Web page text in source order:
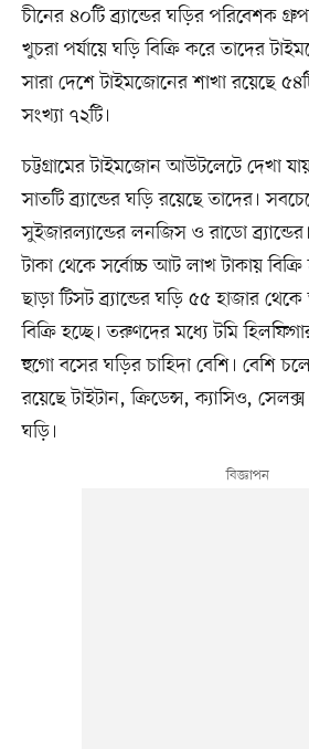
চীনের ৪০টি ব্র্যান্ডের ঘড়ির পরিবেশক
খুচরা পর্যায়ে ঘড়ি বিক্রি করে তাদের
সারা দেশে টাইমজোনের শাখা রয়েছে
সংখ্যা ৭২টি।
চট্টগ্রামের টাইমজোন আউটলেটে দেখা
সাতটি ব্র্যান্ডের ঘড়ি রয়েছে তাদের।
সুইজারল্যান্ডের লনজিস ও রাডো
টাকা থেকে সর্বোচ্চ আট লাখ টাকায়
ছাড়া টিসট ব্র্যান্ডের ঘড়ি ৫৫ হাজার
বিক্রি হচ্ছে। তরুণদের মধ্যে টমি
হুগো বসের ঘড়ির চাহিদা বেশি। বেশি
রয়েছে টাইটান, ক্রিডেন্স, ক্যাসিও, সেলক্স
ঘড়ি।